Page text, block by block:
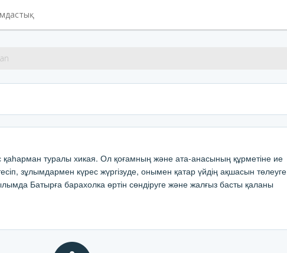
қаһарман туралы хикая. Ол қоғамның және ата-анасының құрметіне ие
зұлымдармен күрес жүргізуде, онымен қатар үйдің ақшасын төлеуге
Батырға барахолка өртін сөндіруге және жалғыз басты қаланы